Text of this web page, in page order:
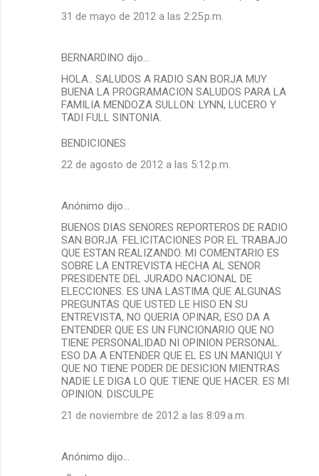
31 de mayo de 2012 a las 2:25 p.m.
BERNARDINO dijo…
HOLA.. SALUDOS A RADIO SAN BORJA MUY
BUENA LA PROGRAMACION SALUDOS PARA LA
FAMILIA MENDOZA SULLON: LYNN, LUCERO Y
TADI FULL SINTONIA.
BENDICIONES
22 de agosto de 2012 a las 5:12 p.m.
Anónimo dijo…
BUENOS DIAS SENORES REPORTEROS DE RADIO
SAN BORJA. FELICITACIONES POR EL TRABAJO
QUE ESTAN REALIZANDO. MI COMENTARIO ES
SOBRE LA ENTREVISTA HECHA AL SENOR
PRESIDENTE DEL JURADO NACIONAL DE
ELECCIONES. ES UNA LASTIMA QUE ALGUNAS
PREGUNTAS QUE USTED LE HISO EN SU
ENTREVISTA, NO QUERIA OPINAR, ESO DA A
ENTENDER QUE ES UN FUNCIONARIO QUE NO
TIENE PERSONALIDAD NI OPINION PERSONAL.
ESO DA A ENTENDER QUE EL ES UN MANIQUI Y
QUE NO TIENE PODER DE DESICION MIENTRAS
NADIE LE DIGA LO QUE TIENE QUE HACER. ES MI
OPINION. DISCULPE
21 de noviembre de 2012 a las 8:09 a.m.
Anónimo dijo…